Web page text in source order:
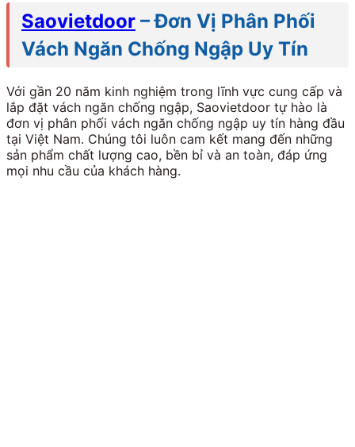
Saovietdoor – Đơn Vị Phân Phối
Vách Ngăn Chống Ngập Uy Tín
Với gần 20 năm kinh nghiệm trong lĩnh vực cung cấp và
lắp đặt vách ngăn chống ngập, Saovietdoor tự hào là
đơn vị phân phối vách ngăn chống ngập uy tín hàng đầu
tại Việt Nam. Chúng tôi luôn cam kết mang đến những
sản phẩm chất lượng cao, bền bỉ và an toàn, đáp ứng
mọi nhu cầu của khách hàng.